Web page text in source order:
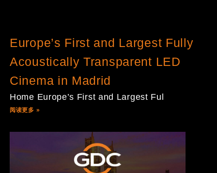
Europe’s First and Largest Fully
Acoustically Transparent LED
Cinema in Madrid
Home Europe’s First and Largest Ful
阅读更多 »